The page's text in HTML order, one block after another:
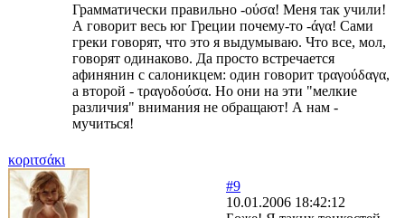
Грамматически правильно -ούσα! Меня так учили!
А говорит весь юг Греции почему-то -άγα! Сами
греки говорят, что это я выдумываю. Что все, мол,
говорят одинаково. Да просто встречается
афинянин с салоникцем: один говорит τραγούδαγα,
а второй - τραγοδούσα. Но они на эти "мелкие
различия" внимания не обращают! А нам -
мучиться!
κoριτσάκι
#9
10.01.2006 18:42:12